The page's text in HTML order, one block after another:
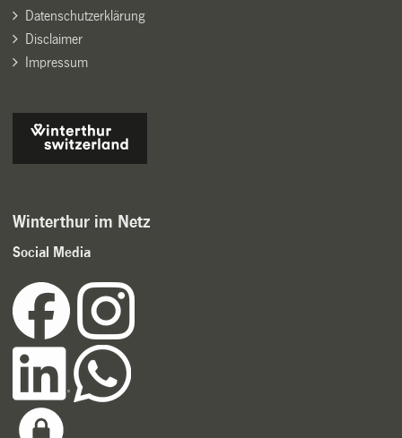
Datenschutzerklärung
Disclaimer
Impressum
Winterthur im Netz
Social Media